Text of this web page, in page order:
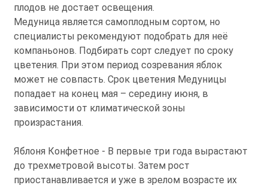
плодов не достает освещения.
Медуница является самоплодным сортом, но
специалисты рекомендуют подобрать для неё
компаньонов. Подбирать сорт следует по сроку
цветения. При этом период созревания яблок
может не совпасть. Срок цветения Медуницы
попадает на конец мая – середину июня, в
зависимости от климатической зоны
произрастания.
Яблоня Конфетное - В первые три года вырастают
до трехметровой высоты. Затем рост
приостанавливается и уже в зрелом возрасте их